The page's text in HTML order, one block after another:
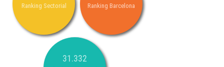
Ranking Sectorial Ranking Barcelona
31.332